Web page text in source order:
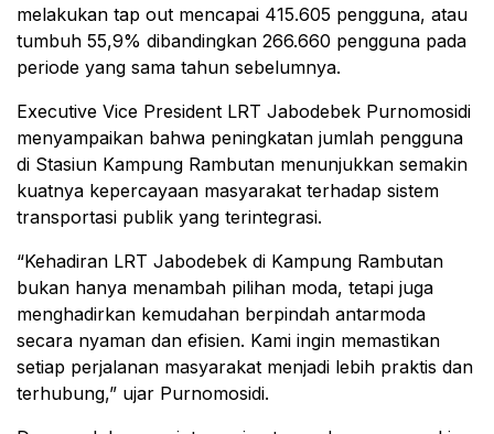
melakukan tap out mencapai 415.605 pengguna, atau
tumbuh 55,9% dibandingkan 266.660 pengguna pada
periode yang sama tahun sebelumnya.
Executive Vice President LRT Jabodebek Purnomosidi
menyampaikan bahwa peningkatan jumlah pengguna
di Stasiun Kampung Rambutan menunjukkan semakin
kuatnya kepercayaan masyarakat terhadap sistem
transportasi publik yang terintegrasi.
“Kehadiran LRT Jabodebek di Kampung Rambutan
bukan hanya menambah pilihan moda, tetapi juga
menghadirkan kemudahan berpindah antarmoda
secara nyaman dan efisien. Kami ingin memastikan
setiap perjalanan masyarakat menjadi lebih praktis dan
terhubung,” ujar Purnomosidi.